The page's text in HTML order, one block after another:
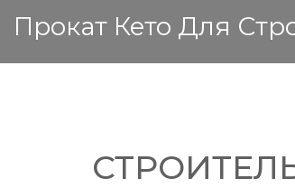
Прокат Кето Для